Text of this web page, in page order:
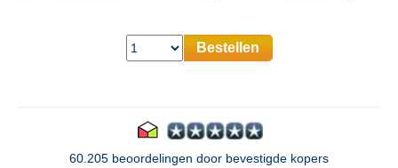
Bestellen
60.205 beoordelingen door bevestigde kopers